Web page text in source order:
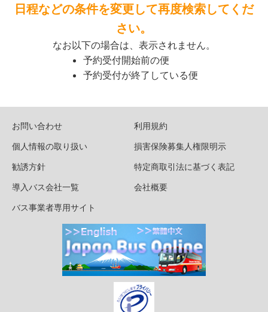
日程などの条件を変更して再度検索してくだ
さい。
なお以下の場合は、表示されません。
予約受付開始前の便
予約受付が終了している便
お問い合わせ
利用規約
個人情報の取り扱い
損害保険募集人権限明示
勧誘方針
特定商取引法に基づく表記
導入バス会社一覧
会社概要
バス事業者専用サイト